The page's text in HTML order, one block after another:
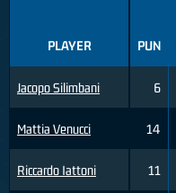
PLAYER
Jacopo Silimbani
Mattia Venucci
Riccardo Iattoni
PUN
6
14
11